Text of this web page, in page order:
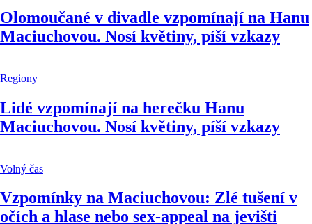
Olomoučané v divadle vzpomínají na Hanu
Maciuchovou. Nosí květiny, píší vzkazy
Regiony
Lidé vzpomínají na herečku Hanu
Maciuchovou. Nosí květiny, píší vzkazy
Volný čas
Vzpomínky na Maciuchovou: Zlé tušení v
očích a hlase nebo sex-appeal na jevišti